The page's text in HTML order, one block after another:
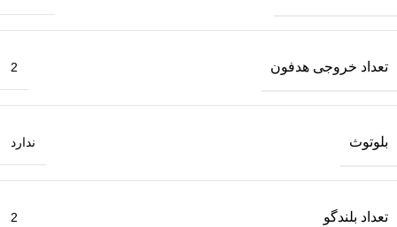
تعداد خروجی هدفون 2
بلوتوث ندارد
تعداد بلندگو 2